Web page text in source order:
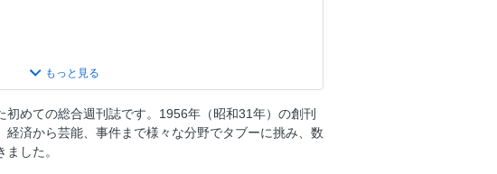
相が存命なら日本外交はどうなっていたか
うなる？ 活動停止「国分太一」本当の“タレント価
初めての総合週刊誌です。1956年（昭和31年）の創刊
経済から芸能、事件まで様々な分野でタブーに挑み、数
した。